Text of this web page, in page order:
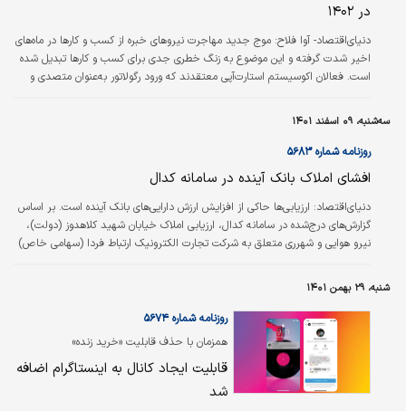
در ۱۴۰۲
دنیای‌اقتصاد- آوا فلاح: موج جدید مهاجرت نیروهای خبره از کسب و کارها در ماه‌‌‌های
اخیر شدت گرفته و این موضوع به زنگ خطری جدی برای کسب و کارها تبدیل شده
است. فعالان اکوسیستم استارت‌آپی معتقدند که ورود رگولاتور به‌‌‌عنوان متصدی و
و فناوری‌‌‌های مالی را هم در هاله‌‌‌ای از ابهام فرو برده است. رویداد «مسیر» که روز
دوشنبه هفته گذشته به میزبانی «ازکی‌‌‌وام» برگزار شد، در کنار معرفی محصول جدید
این شرکت، با حضور فعالان و مدیران صنعت فین‌‌‌تک به بررسی…
سه‌شنبه، ۰۹ اسفند ۱۴۰۱
روزنامه شماره ۵۶۸۳
افشای املاک بانک آینده در سامانه کدال
دنیای‌اقتصاد: ارزیابی‌ها حاکی از افزایش ارزش دارایی‌ها‌ی بانک آینده است. بر اساس
گزارش‌های درج‌شده در سامانه کدال، ارزیابی املاک خیابان شهید کلاهدوز (دولت)،
نیرو هوایی و شهرری متعلق به شرکت تجارت الکترونیک ارتباط فردا (سهامی خاص)
وکلا، کارشناسان رسمی و مشاوران خانواده قوه قضائیه انجام شده است که بیانگر
افزایش ارزش دارایی‌های مزبور، نسبت به گذشته است. با توجه به ارزیابی دارایی‌های
فوق پیش‌بینی می‌شود سایر دارایی‌های بانک نیز از افزایش…
شنبه، ۲۹ بهمن ۱۴۰۱
همزمان با حذف قابلیت «خرید زنده»
روزنامه شماره ۵۶۷۴
قابلیت ایجاد کانال به اینستاگرام اضافه
شد